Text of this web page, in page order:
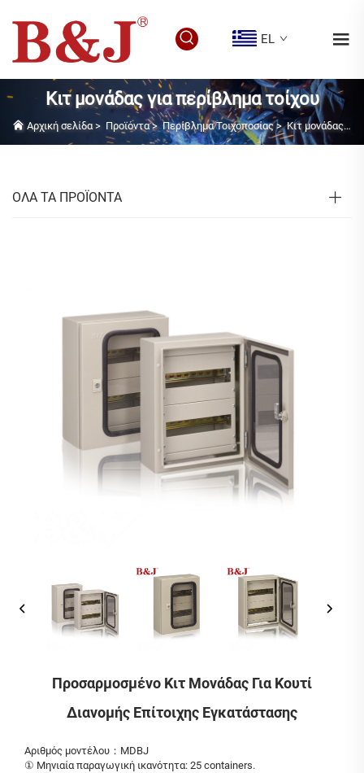
EL
Κιτ μονάδας για περίβλημα τοίχου
Αρχική σελίδα > Προϊόντα>Περίβλημα Τοιχοποσίας>Κιτ μονάδας για περίβλημα τοίχου
ΟΛΑ ΤΑ ΠΡΟΪΟΝΤΑ
Προσαρμοσμένο Κιτ Μονάδας Για Κουτί
Διανομής Επίτοιχης Εγκατάστασης
Αριθμός μοντέλου：MDBJ
① Μηνιαία παραγωγική ικανότητα: 25 containers.